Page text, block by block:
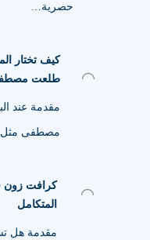
حصرية…
كيف تختار
طلعت
مقدمة عند
مصطفى
كرافت زون
المتكامل
مقدمة هل